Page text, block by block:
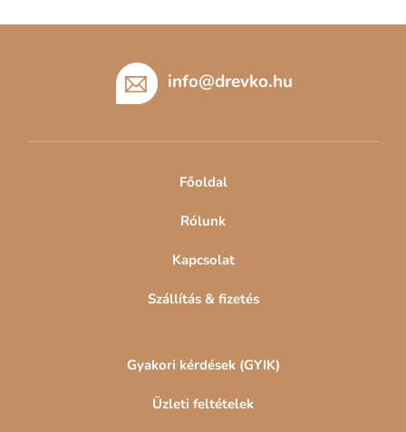
info@drevko.hu
Főoldal
Rólunk
Kapcsolat
Szállítás & fizetés
Gyakori kérdések (GYIK)
Üzleti feltételek